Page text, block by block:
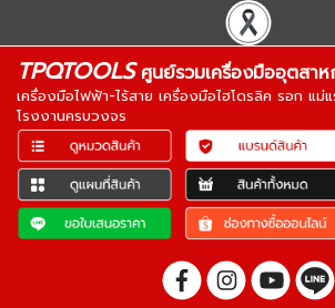
TPQTOOLSศูนย์รวมเครื่องมืออุตสาห
เครื่องมือไฟฟ้า-ไร้สาย เครื่องมือไฮโดรลิค รอก แ
โรงงานครบวงจร